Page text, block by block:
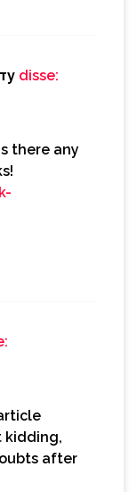
disse:
there any
kidding,
after